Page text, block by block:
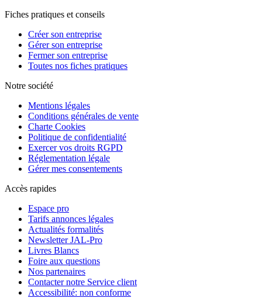
Fiches pratiques et conseils
Créer son entreprise
Gérer son entreprise
Fermer son entreprise
Toutes nos fiches pratiques
Notre société
Mentions légales
Conditions générales de vente
Charte Cookies
Politique de confidentialité
Exercer vos droits RGPD
Réglementation légale
Gérer mes consentements
Accès rapides
Espace pro
Tarifs annonces légales
Actualités formalités
Newsletter JAL-Pro
Livres Blancs
Foire aux questions
Nos partenaires
Contacter notre Service client
Accessibilité: non conforme